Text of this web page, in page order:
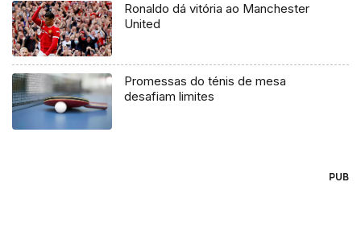
Ronaldo dá vitória ao Manchester
United
Promessas do ténis de mesa
desafiam limites
PUB